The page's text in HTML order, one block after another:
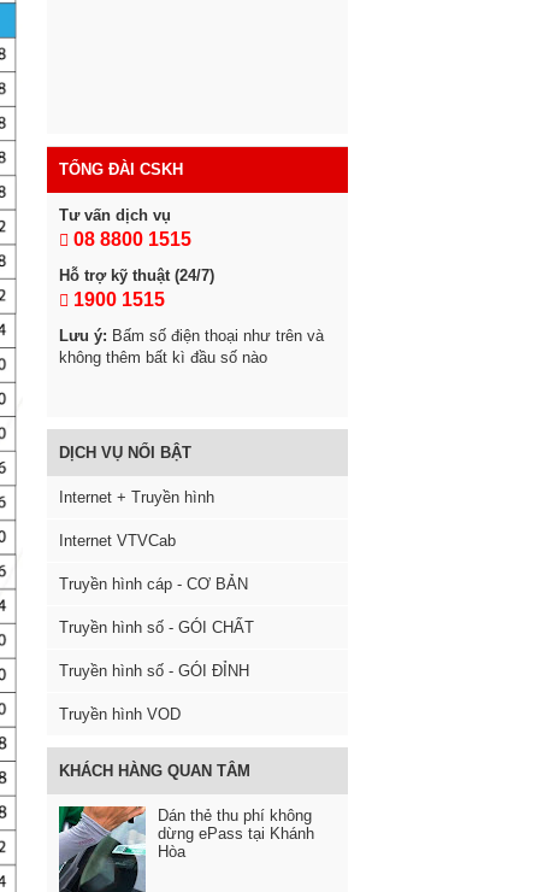
TỔNG ĐÀI CSKH
Tư vấn dịch vụ
08 8800 1515
Hỗ trợ kỹ thuật (24/7)
1900 1515
Lưu ý: Bấm số điện thoại như trên và
không thêm bất kì đầu số nào
DỊCH VỤ NỔI BẬT
Internet + Truyền hình
Internet VTVCab
Truyền hình cáp - CƠ BẢN
Truyền hình số - GÓI CHẤT
Truyền hình số - GÓI ĐỈNH
Truyền hình VOD
KHÁCH HÀNG QUAN TÂM
Dán thẻ thu phí không
dừng ePass tại Khánh
Hòa